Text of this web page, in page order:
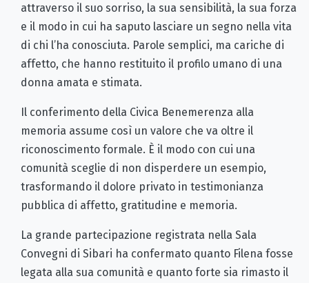
attraverso il suo sorriso, la sua sensibilità, la sua forza
e il modo in cui ha saputo lasciare un segno nella vita
di chi l’ha conosciuta. Parole semplici, ma cariche di
affetto, che hanno restituito il profilo umano di una
donna amata e stimata.
Il conferimento della Civica Benemerenza alla
memoria assume così un valore che va oltre il
riconoscimento formale. È il modo con cui una
comunità sceglie di non disperdere un esempio,
trasformando il dolore privato in testimonianza
pubblica di affetto, gratitudine e memoria.
La grande partecipazione registrata nella Sala
Convegni di Sibari ha confermato quanto Filena fosse
legata alla sua comunità e quanto forte sia rimasto il